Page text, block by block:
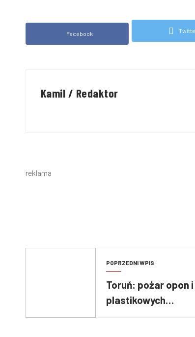
Facebook
Kamil / Redaktor
reklama
POPRZEDNI WPIS
Toruń: pożar opon i
plastikowych